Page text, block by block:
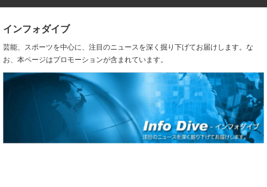
インフォダイブ
芸能、スポーツを中心に、注目のニュースを深く掘り下げてお届けします。な
お、本ページはプロモーションが含まれています。